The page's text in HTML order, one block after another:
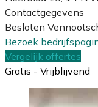
Contactgegevens
Besloten
Bezoek
Vergelijk offertes
Gratis - Vrijblijvend